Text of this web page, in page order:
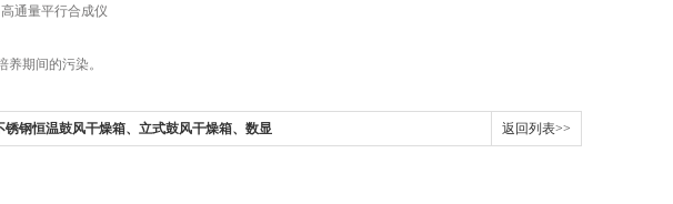
通量平行合成仪
期间的污染。
锈钢恒温鼓风干燥箱、立式鼓风干燥箱、数显 返回列表>>